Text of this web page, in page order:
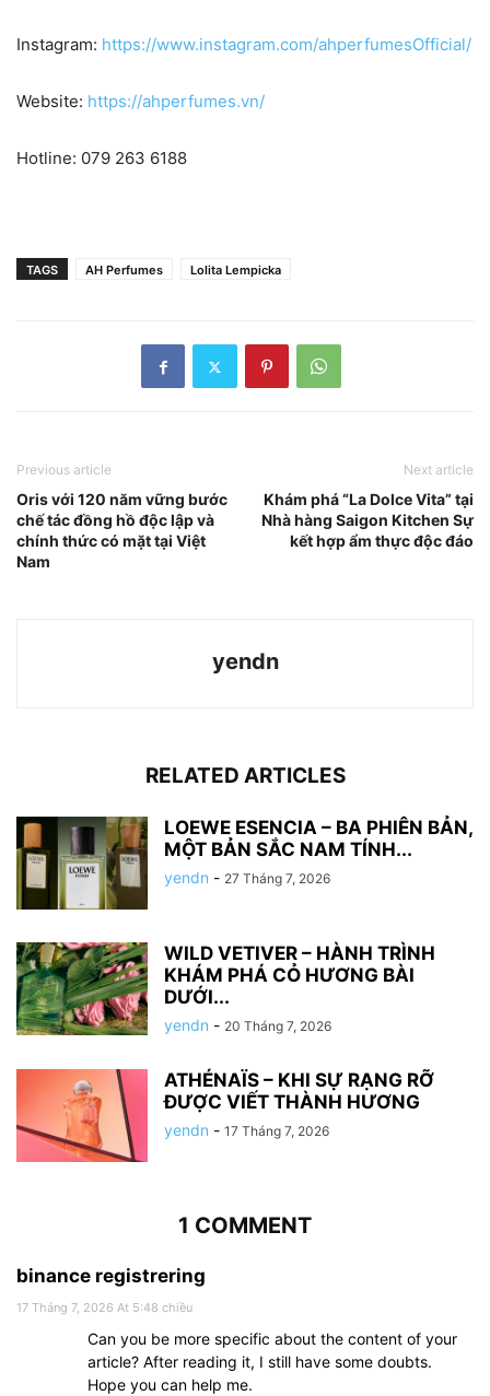
Instagram: https://www.instagram.com/ahperfumesOfficial/
Website: https://ahperfumes.vn/
Hotline: 079 263 6188
TAGS AH Perfumes Lolita Lempicka
Previous article
Oris với 120 năm vững bước
chế tác đồng hồ độc lập và
chính thức có mặt tại Việt
Nam
Next article
Khám phá “La Dolce Vita” tại
Nhà hàng Saigon Kitchen Sự
kết hợp ẩm thực độc đáo
yendn
RELATED ARTICLES
LOEWE ESENCIA – BA PHIÊN BẢN,
MỘT BẢN SẮC NAM TÍNH...
yendn - 27 Tháng 7, 2026
WILD VETIVER – HÀNH TRÌNH
KHÁM PHÁ CỎ HƯƠNG BÀI
DƯỚI...
yendn - 20 Tháng 7, 2026
ATHÉNAÏS – KHI SỰ RẠNG RỠ
ĐƯỢC VIẾT THÀNH HƯƠNG
yendn - 17 Tháng 7, 2026
1 COMMENT
binance registrering
17 Tháng 7, 2026 At 5:48 chiều
Can you be more specific about the content of your
article? After reading it, I still have some doubts.
Hope you can help me.